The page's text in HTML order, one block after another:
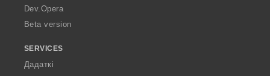
a
Dev.Opera
Beta version
SERVICES
Дадаткі